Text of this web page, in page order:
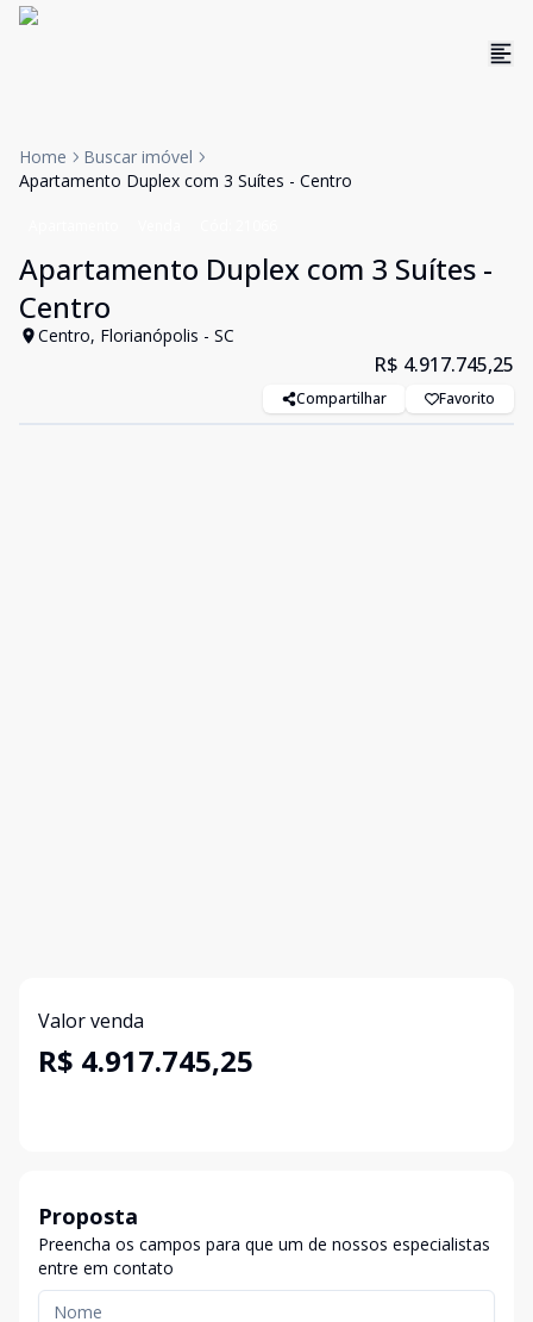
Home
Buscar imóvel
Apartamento Duplex com 3 Suítes - Centro
Apartamento Duplex com 3 Suítes -
Centro
Centro, Florianópolis - SC
R$ 4.917.745,25
Compartilhar Favorito
Valor venda
R$ 4.917.745,25
Proposta
Preencha os campos para que um de nossos especialistas
entre em contato